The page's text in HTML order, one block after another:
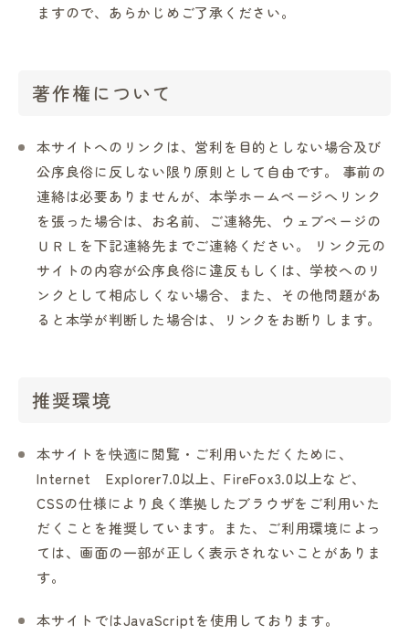
企業・園・施設の方へ
in Campus
総合図書館
プライバシーポリシー
ますので、あらかじめご了承ください。
著作権について
本サイトへのリンクは、営利を目的としない場合及び
公序良俗に反しない限り原則として自由です。 事前の
連絡は必要ありませんが、本学ホームページへリンク
を張った場合は、お名前、ご連絡先、ウェブページの
ＵＲＬを下記連絡先までご連絡ください。 リンク元の
サイトの内容が公序良俗に違反もしくは、学校へのリ
ンクとして相応しくない場合、また、その他問題があ
ると本学が判断した場合は、リンクをお断りします。
推奨環境
本サイトを快適に閲覧・ご利用いただくために、
Internet Explorer7.0以上、FireFox3.0以上など、
CSSの仕様により良く準拠したブラウザをご利用いた
だくことを推奨しています。また、ご利用環境によっ
ては、画面の一部が正しく表示されないことがありま
す。
本サイトではJavaScriptを使用しております。